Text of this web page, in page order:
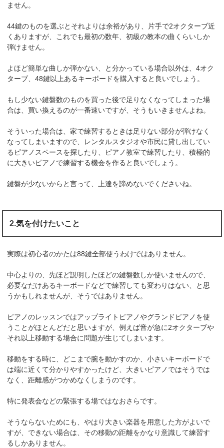
ません。
44鍵のものを選ぶとそれよりは余裕があり、片手で2オクターブ近
くありますが、これでも最初の数年、初級の教本の曲くらいしか
弾けません。
よほど簡単な曲しか弾かない、と分かっている場合以外は、4オク
ターブ、48鍵以上あるキーボードを購入すると良いでしょう。
もし少ない鍵盤数のものを買った後で足りなくなってしまった場
合は、買い換えるのが一番速いですが、そうもいきませんよね。
そういった場合は、家で練習するときは足りない部分が弾けなく
なってしまいますので、レンタルスタジオや市民に貸し出してい
るピアノスペースを探したり、ピアノ教室で練習したり、積極的
に大きいピアノで練習する機会を作ると良いでしょう。
鍵盤が少ないからと言って、上達を諦めないでくださいね。
2.気を付けたいこと
実際は初心者のかたは88鍵全部使うわけではありません。
中心よりの、先ほど説明したほどの鍵盤数しか使いませんので、
必要なだけあるキーボードなどで練習しても変わりはない、と思
うかもしれませんが、そうではありません。
ピアノのレッスンではアップライトピアノやグランドピアノを使
うことがほとんどだと思いますが、例えば音が急に2オクターブや
それ以上移動する場合に問題が生じてしまいます。
移動をする時に、どこまで腕を動かすのか、小さいキーボードで
は端に近くて分かりやすかったけど、大きいピアノではそうでは
なく、距離感がつかめなくしまうのです。
特に発表会などの緊張する場ではなおさらです。
そうならないためにも、やはり大きい楽器を用意した方がよいで
すが、できない場合は、その移動の距離をかなり意識して練習す
るしかありません。